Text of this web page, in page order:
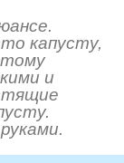
капусту,
и